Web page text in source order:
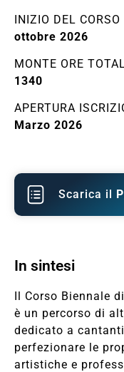
INIZIO DEL CORSO
ottobre 2026
MONTE ORE
1340
APERTURA
Marzo 2026
Scarica il
In sintesi
Il Corso Biennale
è un percorso di
dedicato a
perfezionare le
artistiche e